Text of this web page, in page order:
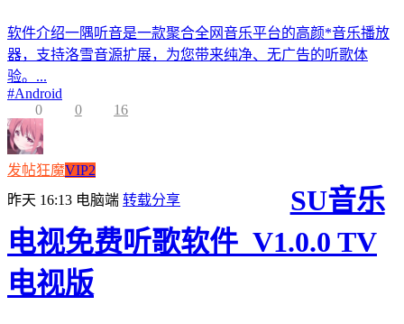
软件介绍一隅听音是一款聚合全网音乐平台的高颜*音乐播放
器，支持洛雪音源扩展，为您带来纯净、无广告的听歌体
验。...
#Android
0
0 16
发帖狂魔VIP2
昨天 16:13 电脑端 转载分享
SU音乐
电视免费听歌软件_V1.0.0 TV
电视版